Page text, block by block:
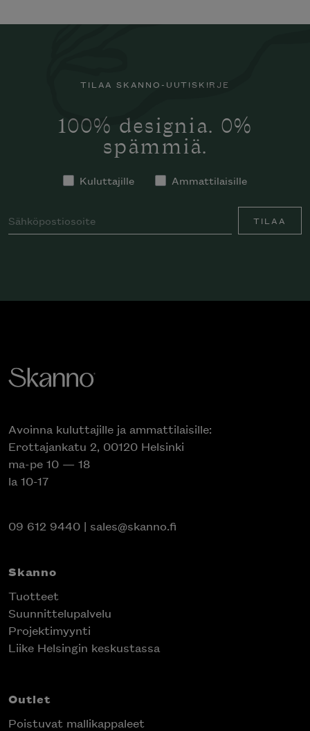
TILAA SKANNO-UUTISKIRJE
100% designia. 0%
spämmiä.
Kuluttajille Ammattilaisille
TILAA
Avoinna kuluttajille ja ammattilaisille:
Erottajankatu 2, 00120 Helsinki
ma-pe 10 — 18
la 10-17
09 612 9440 | sales@skanno.fi
Skanno
Tuotteet
Suunnittelupalvelu
Projektimyynti
Liike Helsingin keskustassa
Outlet
Poistuvat mallikappaleet